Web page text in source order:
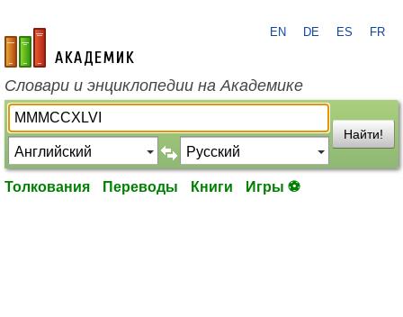
academic.ru
EN DE ES FR
Словари и энциклопедии на Академике
Найти!
Толкования Переводы Книги Игры ⚽